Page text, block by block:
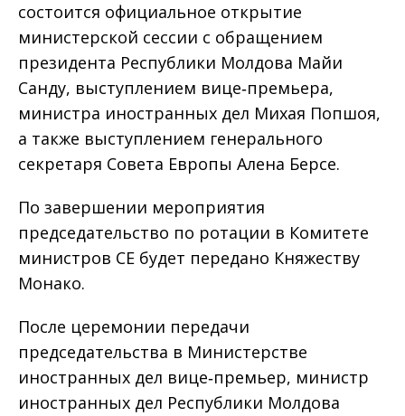
состоится официальное открытие
министерской сессии с обращением
президента Республики Молдова Майи
Санду, выступлением вице‑премьера,
министра иностранных дел Михая Попшоя,
а также выступлением генерального
секретаря Совета Европы Алена Берсе.
По завершении мероприятия
председательство по ротации в Комитете
министров СЕ будет передано Княжеству
Монако.
После церемонии передачи
председательства в Министерстве
иностранных дел вице‑премьер, министр
иностранных дел Республики Молдова